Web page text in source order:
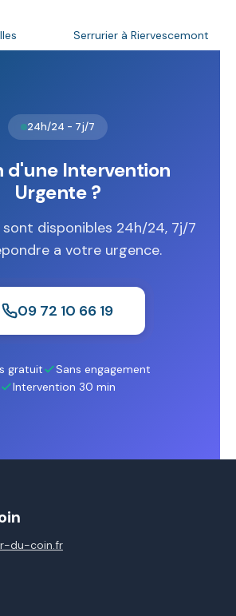
Serrurier à Riervescemont
24h/24 - 7j/7
d'une Intervention
Urgente ?
disponibles 24h/24, 7j/7
a votre urgence.
09 72 10 66 19
gratuit
Sans engagement
Intervention 30 min
du-coin.fr